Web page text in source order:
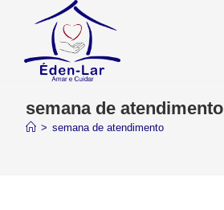
semana de atendimento
> semana de atendimento